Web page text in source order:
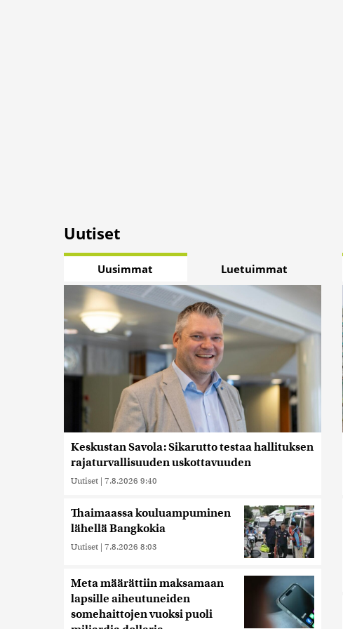
Uutiset
Uusimmat Luetuimmat
Keskustan Savola: Sikarutto testaa hallituksen
rajaturvallisuuden uskottavuuden
Uutiset | 7.8.2026 9:40
Thaimaassa kouluampuminen
lähellä Bangkokia
Uutiset | 7.8.2026 8:03
Meta määrättiin maksamaan
lapsille aiheutuneiden
somehaittojen vuoksi puoli